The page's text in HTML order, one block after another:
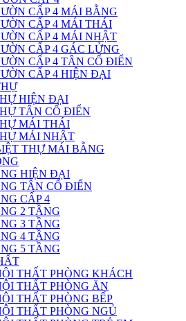
CẤP 4 MÁI BẰNG
CẤP 4 MÁI THÁI
CẤP 4 MÁI NHẬT
CẤP 4 GÁC LỬNG
CẤP 4 TÂN CỔ ĐIỂN
CẤP 4 HIỆN ĐẠI
HIỆN ĐẠI
TÂN CỔ ĐIỂN
MÁI THÁI
MÁI NHẬT
THỰ MÁI BẰNG
HIỆN ĐẠI
TÂN CỔ ĐIỂN
CẤP 4
2 TẦNG
3 TẦNG
4 TẦNG
5 TẦNG
THẤT PHÒNG KHÁCH
THẤT PHÒNG ĂN
THẤT PHÒNG BẾP
THẤT PHÒNG NGỦ